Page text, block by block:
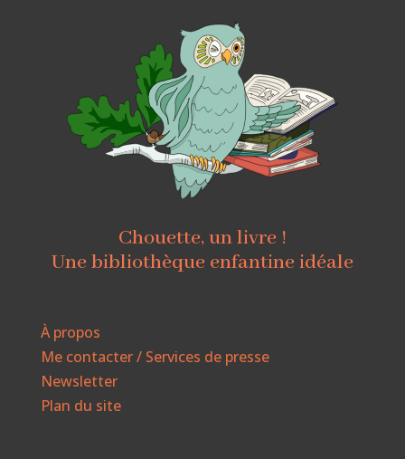
Chouette, un livre !
Une bibliothèque enfantine idéale
À propos
Me contacter / Services de presse
Newsletter
Plan du site